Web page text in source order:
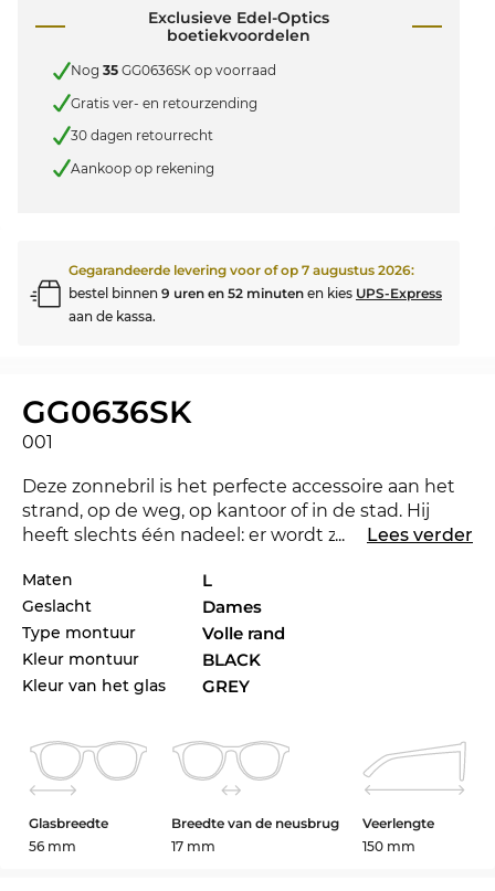
Exclusieve Edel-Optics
boetiekvoordelen
Nog 35 GG0636SK op voorraad
Gratis ver- en retourzending
30 dagen retourrecht
Aankoop op rekening
Gegarandeerde levering voor of op 7 augustus 2026:
bestel binnen 9 uren en 52 minuten en kies UPS-Express
aan de kassa.
GG0636SK
001
Deze zonnebril is het perfecte accessoire aan het
strand, op de weg, op kantoor of in de stad. Hij
heeft slechts één nadeel: er wordt zeker weten
zien dat u een trendsetter bent. Voor het lopende
seizoen zet het gerenommeerde label met haar
collectie de toon voor 2020. De GG0636SK is in de
Edel-Optics onlineshop ook in andere stijlen van
Gucci collectie van 2019 en 2020 verkrijgbaar.
ontworpen. Een aantrekkelijk design en de
uitgesprokenheid onderstrepen de klassieke
montuur de glazen volledig. Wie uit overtuiging
een brillendrager is, kiest alleen bij hoge
... Lees verder
Maten L
Geslacht Dames
Type montuur Volle rand
Kleur montuur BLACK
Kleur van het glas GREY
Glasbreedte
56 mm
Breedte van de neusbrug
17 mm
Veerlengte
150 mm